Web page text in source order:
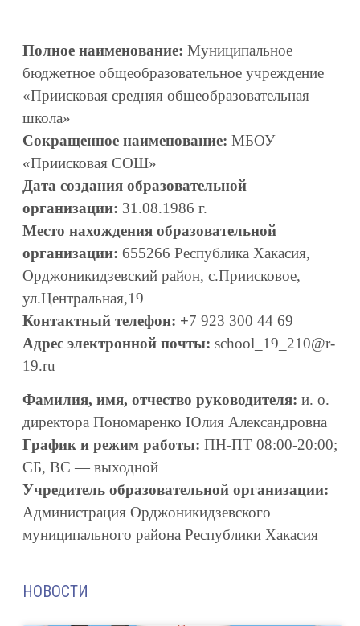
Полное наименование: Муниципальное
бюджетное общеобразовательное учреждение
«Приисковая средняя общеобразовательная
школа»
Сокращенное наименование: МБОУ
«Приисковая СОШ»
Дата создания образовательной
организации: 31.08.1986 г.
Место нахождения образовательной
организации: 655266 Республика Хакасия,
Орджоникидзевский район, с.Приисковое,
ул.Центральная,19
Контактный телефон: +7 923 300 44 69
Адрес электронной почты: school_19_210@r-
19.ru
Фамилия, имя, отчество руководителя: и. о.
директора Пономаренко Юлия Александровна
График и режим работы: ПН-ПТ 08:00-20:00;
СБ, ВС — выходной
Учредитель образовательной организации:
Администрация Орджоникидзевского
муниципального района Республики Хакасия
НОВОСТИ